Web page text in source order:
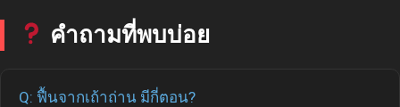
คำถามที่พบบ่อย
Q: ฟื้นจากเถ้าถ่าน มีกี่ตอน?